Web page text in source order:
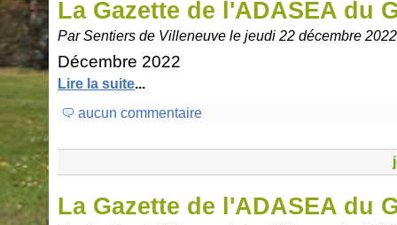
La Gazette de l'ADASEA du
Par Sentiers de Villeneuve le jeudi 22 décembre
Décembre 2022
Lire la suite...
aucun commentaire
La Gazette de l'ADASEA du